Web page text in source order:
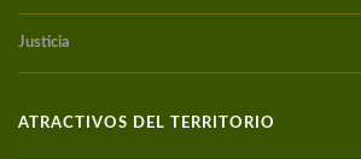
Justicia
ATRACTIVOS DEL TERRITORIO